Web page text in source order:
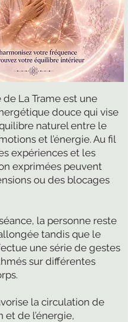
de La Trame est une
douce qui vise
naturel entre le
et l’énergie. Au fil
expériences et les
exprimées peuvent
ou des blocages
la personne reste
tandis que le
une série de gestes
sur différentes
la circulation de
et de l’énergie,